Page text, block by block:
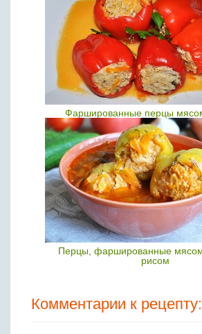
Фаршированные перцы
Перцы, фаршированные
рисом
Комментарии к рецепту: